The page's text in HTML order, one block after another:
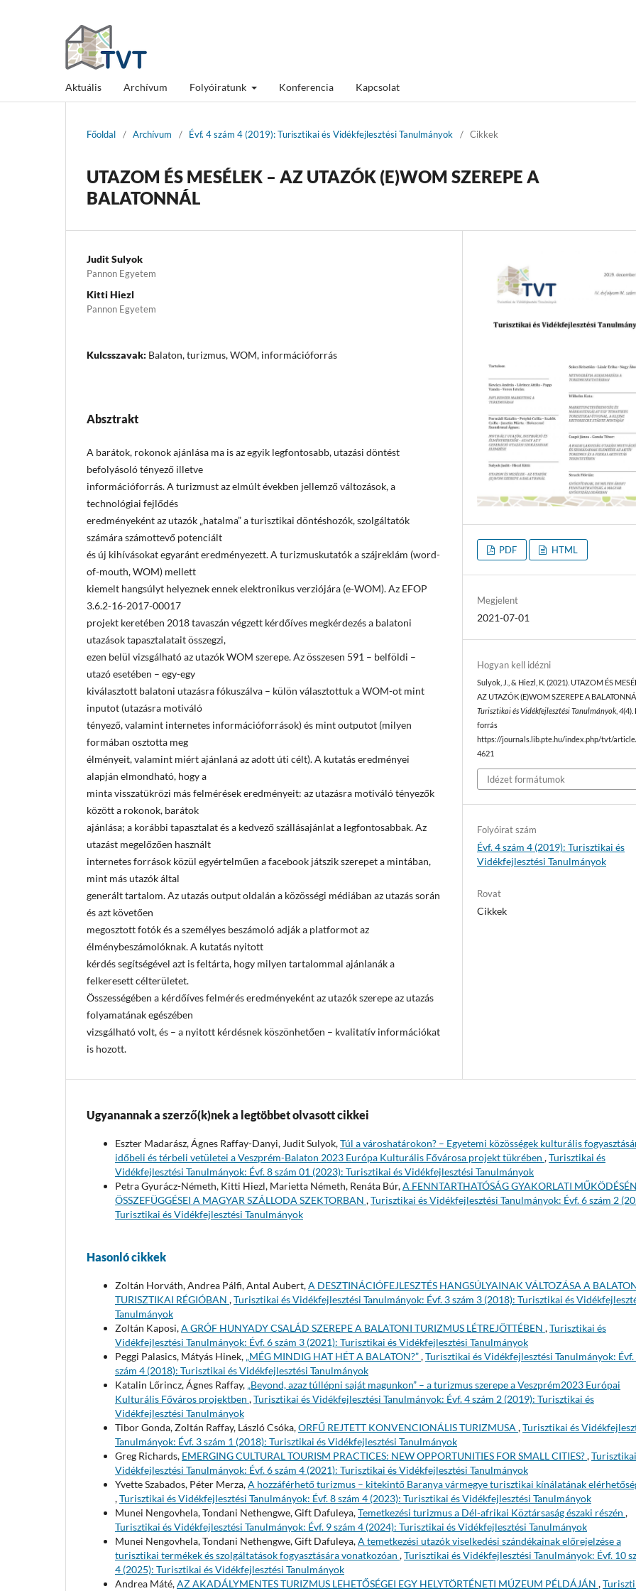
Aktuális Archívum Folyóiratunk Konferencia Kapcsolat
Főoldal / Archívum / Évf. 4 szám 4 (2019): Turisztikai és Vidékfejlesztési Tanulmányok / Cikkek
UTAZOM ÉS MESÉLEK – AZ UTAZÓK (E)WOM SZEREPE A
BALATONNÁL
Judit Sulyok
Pannon Egyetem
Kitti Hiezl
Pannon Egyetem
Kulcsszavak: Balaton, turizmus, WOM, információforrás
Absztrakt
A barátok, rokonok ajánlása ma is az egyik legfontosabb, utazási döntést
befolyásoló tényező illetve
információforrás. A turizmust az elmúlt években jellemző változások, a
technológiai fejlődés
eredményeként az utazók „hatalma” a turisztikai döntéshozók, szolgáltatók
számára számottevő potenciált
és új kihívásokat egyaránt eredményezett. A turizmuskutatók a szájreklám (word-
of-mouth, WOM) mellett
kiemelt hangsúlyt helyeznek ennek elektronikus verziójára (e-WOM). Az EFOP
3.6.2-16-2017-00017
projekt keretében 2018 tavaszán végzett kérdőíves megkérdezés a balatoni
utazások tapasztalatait összegzi,
ezen belül vizsgálható az utazók WOM szerepe. Az összesen 591 – belföldi –
utazó esetében – egy-egy
kiválasztott balatoni utazásra fókuszálva – külön választottuk a WOM-ot mint
inputot (utazásra motiváló
tényező, valamint internetes információforrások) és mint outputot (milyen
formában osztotta meg
élményeit, valamint miért ajánlaná az adott úti célt). A kutatás eredményei
alapján elmondható, hogy a
minta visszatükrözi más felmérések eredményeit: az utazásra motiváló tényezők
között a rokonok, barátok
ajánlása; a korábbi tapasztalat és a kedvező szállásajánlat a legfontosabbak. Az
utazást megelőzően használt
internetes források közül egyértelműen a facebook játszik szerepet a mintában,
mint más utazók által
generált tartalom. Az utazás output oldalán a közösségi médiában az utazás során
és azt követően
megosztott fotók és a személyes beszámoló adják a platformot az
élménybeszámolóknak. A kutatás nyitott
kérdés segítségével azt is feltárta, hogy milyen tartalommal ajánlanák a
felkeresett célterületet.
Összességében a kérdőíves felmérés eredményeként az utazók szerepe az utazás
folyamatának egészében
vizsgálható volt, és – a nyitott kérdésnek köszönhetően – kvalitatív információkat
is hozott.
PDF HTML
Megjelent
2021-07-01
Hogyan kell idézni
Sulyok, J., & Hiezl, K. (2021). UTAZOM ÉS
AZ UTAZÓK (E)WOM SZEREPE A
Turisztikai és Vidékfejlesztési Tanulmányok ,4(4).
forrás
https://journals.lib.pte.hu/index.php/tvt/
4621
Idézet formátumok
Folyóirat szám
Évf. 4 szám 4 (2019): Turisztikai és
Vidékfejlesztési Tanulmányok
Rovat
Cikkek
Ugyanannak a szerző(k)nek a legtöbbet olvasott cikkei
Eszter Madarász, Ágnes Raffay-Danyi, Judit Sulyok,Túl a városhatárokon? – Egyetemi közösségek kulturális
időbeli és térbeli vetületei a Veszprém-Balaton 2023 Európa Kulturális Fővárosa projekt tükrében ,Turisztikai és
Vidékfejlesztési Tanulmányok: Évf. 8 szám 01 (2023): Turisztikai és Vidékfejlesztési Tanulmányok
Petra Gyurácz-Németh, Kitti Hiezl, Marietta Németh, Renáta Búr,A FENNTARTHATÓSÁG GYAKORLATI
ÖSSZEFÜGGÉSEI A MAGYAR SZÁLLODA SZEKTORBAN ,Turisztikai és Vidékfejlesztési Tanulmányok: Évf. 6 szám 2
Turisztikai és Vidékfejlesztési Tanulmányok
Hasonló cikkek
Zoltán Horváth, Andrea Pálfi, Antal Aubert,A DESZTINÁCIÓFEJLESZTÉS HANGSÚLYAINAK VÁLTOZÁSA A
TURISZTIKAI RÉGIÓBAN ,Turisztikai és Vidékfejlesztési Tanulmányok: Évf. 3 szám 3 (2018): Turisztikai és
Tanulmányok
Zoltán Kaposi,A GRÓF HUNYADY CSALÁD SZEREPE A BALATONI TURIZMUS LÉTREJÖTTÉBEN ,Turisztikai és
Vidékfejlesztési Tanulmányok: Évf. 6 szám 3 (2021): Turisztikai és Vidékfejlesztési Tanulmányok
Peggi Palasics, Mátyás Hinek, „MÉG MINDIG HAT HÉT A BALATON?”,Turisztikai és Vidékfejlesztési Tanulmányok: Évf.
szám 4 (2018): Turisztikai és Vidékfejlesztési Tanulmányok
Katalin Lőrincz, Ágnes Raffay, „Beyond, azaz túllépni saját magunkon” – a turizmus szerepe a Veszprém2023 Európai
Kulturális Főváros projektben ,Turisztikai és Vidékfejlesztési Tanulmányok: Évf. 4 szám 2 (2019): Turisztikai és
Vidékfejlesztési Tanulmányok
Tibor Gonda, Zoltán Raffay, László Csóka,ORFŰ REJTETT KONVENCIONÁLIS TURIZMUSA ,Turisztikai és
Tanulmányok: Évf. 3 szám 1 (2018): Turisztikai és Vidékfejlesztési Tanulmányok
Greg Richards, EMERGING CULTURAL TOURISM PRACTICES: NEW OPPORTUNITIES FOR SMALL CITIES?,
Vidékfejlesztési Tanulmányok: Évf. 6 szám 4 (2021): Turisztikai és Vidékfejlesztési Tanulmányok
Yvette Szabados, Péter Merza,A hozzáférhető turizmus – kitekintő Baranya vármegye turisztikai kínálatának
,Turisztikai és Vidékfejlesztési Tanulmányok: Évf. 8 szám 4 (2023): Turisztikai és Vidékfejlesztési Tanulmányok
Munei Nengovhela, Tondani Nethengwe, Gift Dafuleya,Temetkezési turizmus a Dél-afrikai Köztársaság északi részén ,
Turisztikai és Vidékfejlesztési Tanulmányok: Évf. 9 szám 4 (2024): Turisztikai és Vidékfejlesztési Tanulmányok
Munei Nengovhela, Tondani Nethengwe, Gift Dafuleya,A temetkezési utazók viselkedési szándékainak előrejelzése a
turisztikai termékek és szolgáltatások fogyasztására vonatkozóan ,Turisztikai és Vidékfejlesztési Tanulmányok: Évf. 10
4 (2025): Turisztikai és Vidékfejlesztési Tanulmányok
Andrea Máté,AZ AKADÁLYMENTES TURIZMUS LEHETŐSÉGEI EGY HELYTÖRTÉNETI MÚZEUM PÉLDÁJÁN ,